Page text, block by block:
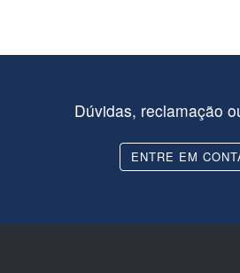
Dúvidas, reclamação
ENTRE EM